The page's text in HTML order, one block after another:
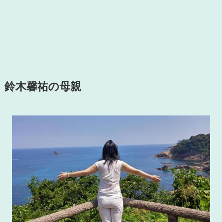
鈴木馨祐の母親